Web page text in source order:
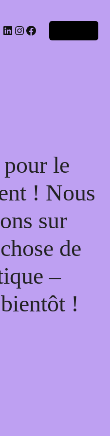
le
! Nous
sur
de
–
!